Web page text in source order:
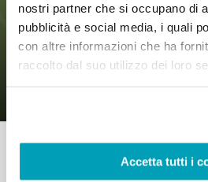
nostri partner che si occupano di
pubblicità e social media, i quali
con altre informazioni che ha
raccolto dal suo utilizzo dei loro
Accetta tutti i
7 Novembre 2019| By
Comments
Patto Globale – Si